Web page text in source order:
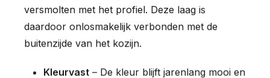
versmolten met het profiel. Deze laag is
daardoor onlosmakelijk verbonden met de
buitenzijde van het kozijn.
Kleurvast – De kleur blijft jarenlang mooi en